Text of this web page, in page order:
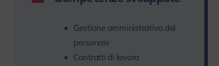
Gestione amministrativa del
personale
Contratti di lavoro